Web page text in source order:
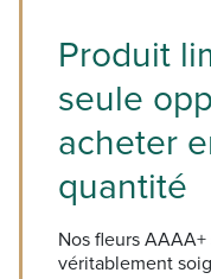
Produit
seule
acheter
quantité
Nos fleurs
véritablement